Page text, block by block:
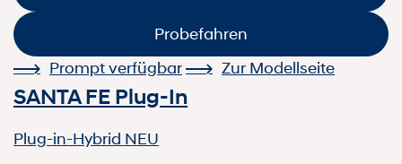
Probefahren
Prompt verfügbar
Zur Modellseite
SANTA FE Plug-In
Plug-in-Hybrid NEU